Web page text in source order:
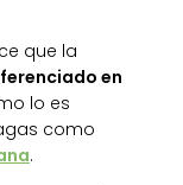
que la
en
lo es
como
.